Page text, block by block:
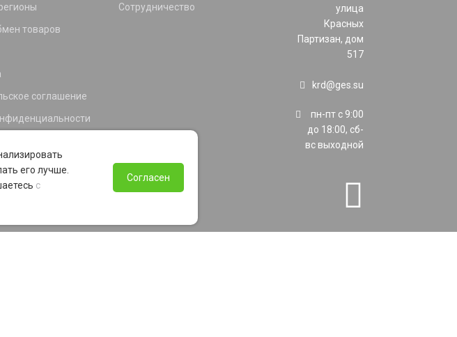
товаров
соглашение
Сотрудничество
улица
Красных
Партизан, дом
517
krd@ges.su
пн-пт с 9:00
до 18:00, сб-
вс выходной
его лучше.
с
Согласен